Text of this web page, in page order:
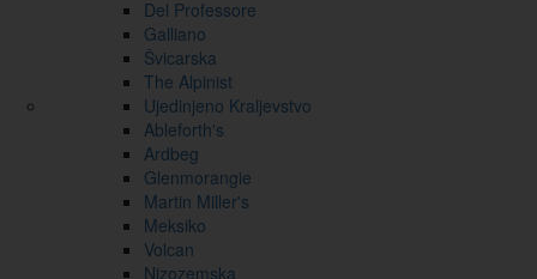
Del Professore
Galliano
Švicarska
The Alpinist
Ujedinjeno Kraljevstvo
Ableforth's
Ardbeg
Glenmorangie
Martin Miller's
Meksiko
Volcan
Nizozemska